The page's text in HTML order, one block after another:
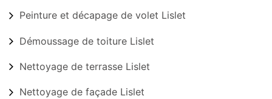
Peinture et décapage de volet Lislet
Démoussage de toiture Lislet
Nettoyage de terrasse Lislet
Nettoyage de façade Lislet